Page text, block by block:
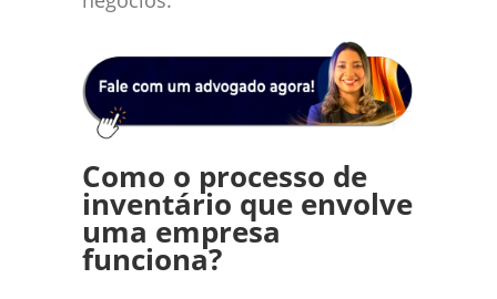
Como o processo de
inventário que envolve
uma empresa
funciona?